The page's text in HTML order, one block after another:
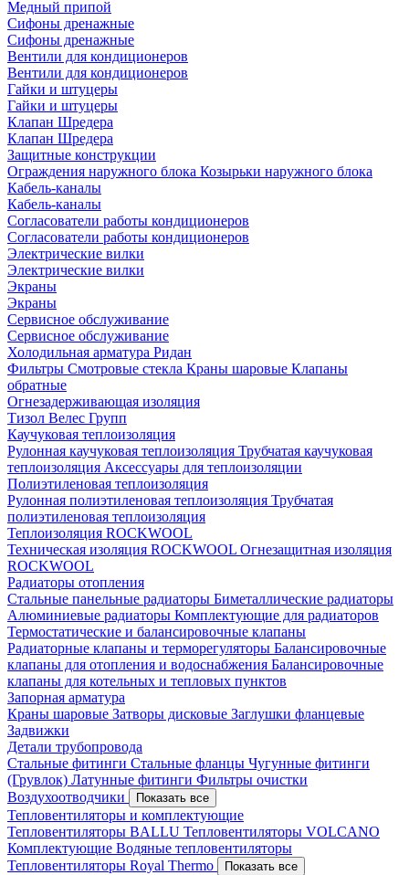
Медный припой
Сифоны дренажные
Сифоны дренажные
Вентили для кондиционеров
Вентили для кондиционеров
Гайки и штуцеры
Гайки и штуцеры
Клапан Шредера
Клапан Шредера
Защитные конструкции
Ограждения наружного блока Козырьки наружного блока
Кабель-каналы
Кабель-каналы
Согласователи работы кондиционеров
Согласователи работы кондиционеров
Электрические вилки
Электрические вилки
Экраны
Экраны
Сервисное обслуживание
Сервисное обслуживание
Холодильная арматура Ридан
Фильтры Смотровые стекла Краны шаровые Клапаны
обратные
Огнезадерживающая изоляция
Тизол Велес Групп
Каучуковая теплоизоляция
Рулонная каучуковая теплоизоляция Трубчатая каучуковая
теплоизоляция Аксессуары для теплоизоляции
Полиэтиленовая теплоизоляция
Рулонная полиэтиленовая теплоизоляция Трубчатая
полиэтиленовая теплоизоляция
Теплоизоляция ROCKWOOL
Техническая изоляция ROCKWOOL Огнезащитная изоляция
ROCKWOOL
Радиаторы отопления
Стальные панельные радиаторы Биметаллические радиаторы
Алюминиевые радиаторы Комплектующие для радиаторов
Термостатические и балансировочные клапаны
Радиаторные клапаны и терморегуляторы Балансировочные
клапаны для отопления и водоснабжения Балансировочные
клапаны для котельных и тепловых пунктов
Запорная арматура
Краны шаровые Затворы дисковые Заглушки фланцевые
Задвижки
Детали трубопровода
Стальные фитинги Стальные фланцы Чугунные фитинги
(Грувлок) Латунные фитинги Фильтры очистки
Воздухоотводчики
Показать все
Тепловентиляторы и комплектующие
Тепловентиляторы BALLU Тепловентиляторы VOLCANO
Комплектующие Водяные тепловентиляторы
Тепловентиляторы Royal Thermo
Показать все